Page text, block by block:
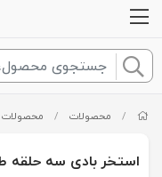
/ محصولات /
استخر بادی سه حلقه